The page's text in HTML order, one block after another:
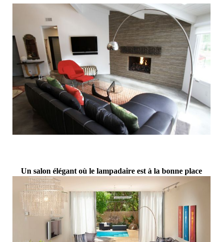
Un salon élégant où le lampadaire est à la bonne place